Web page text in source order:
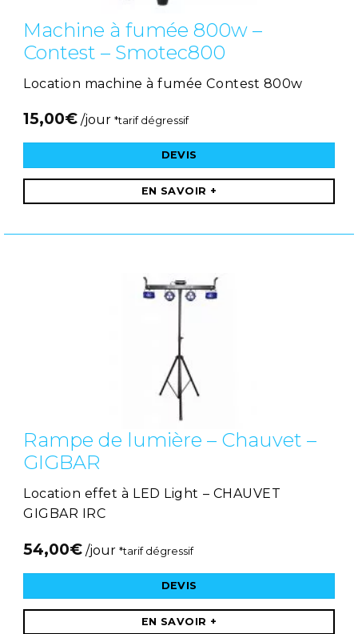
Machine à fumée 800w –
Contest – Smotec800
Location machine à fumée Contest 800w
15,00€ /jour *tarif dégressif
DEVIS
EN SAVOIR +
Rampe de lumière – Chauvet –
GIGBAR
Location effet à LED Light – CHAUVET
GIGBAR IRC
54,00€ /jour *tarif dégressif
DEVIS
EN SAVOIR +